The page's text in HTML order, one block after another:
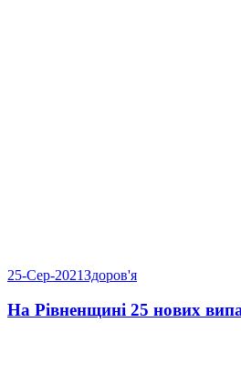
25-Сер-2021Здоров'я
На Рівненщині 25 нових